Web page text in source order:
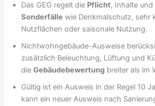
Das GEG regelt die Pflicht, Inhalte
Sonderfälle wie Denkmalschutz, sehr
Nutzflächen oder saisonale Nutzung.
Nichtwohngebäude-Ausweise
zusätzlich Beleuchtung, Lüftung und
dieGebäudebewertung breiter als im
Gültig ist ein Ausweis in der Regel 10
kann ein neuer Ausweis nach